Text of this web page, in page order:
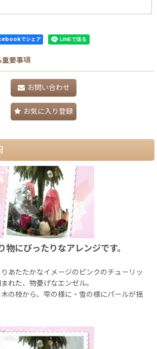
でシェア
重要事項
お問い合わせ
お気に入り登録
物にぴったりなアレンジです。
あたたかなイメージのピンクのチューリッ
れた、物憂げなエンゼル。
の枝から、雫の様に・雪の様にパールが揺